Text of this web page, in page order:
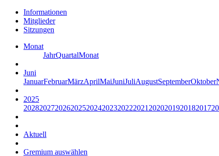
Informationen
Mitglieder
Sitzungen
Monat
JahrQuartalMonat
Juni
JanuarFebruarMärzAprilMaiJuniJuliAugustSeptemberOktober
2025
20282027202620252024202320222021 2020201920182017
Aktuell
Gremium auswählen